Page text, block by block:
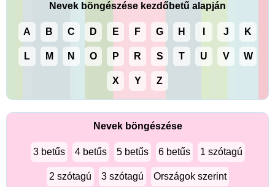
Nevek böngészése kezdőbetű alapján
A B C D E F G H J K
L M N O P R S T U V W
X Y Z
Nevek böngészése
3 betűs 4 betűs 5 betűs 6 betűs 1 szótagú
2 szótagú 3 szótagú Országok szerint